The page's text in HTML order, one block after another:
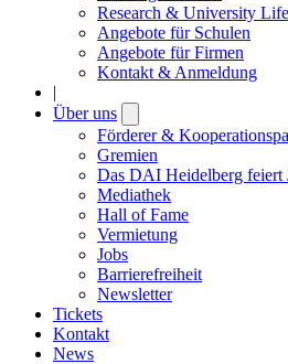
Research & University Life
Angebote für Schulen
Angebote für Firmen
Kontakt & Anmeldung
|
Über uns
submenu
Förderer &
Gremien
Das DAI Heidelberg feiert
Mediathek
Hall of Fame
Vermietung
Jobs
Barrierefreiheit
Newsletter
Tickets
Kontakt
News